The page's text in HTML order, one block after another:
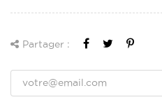
Partager :